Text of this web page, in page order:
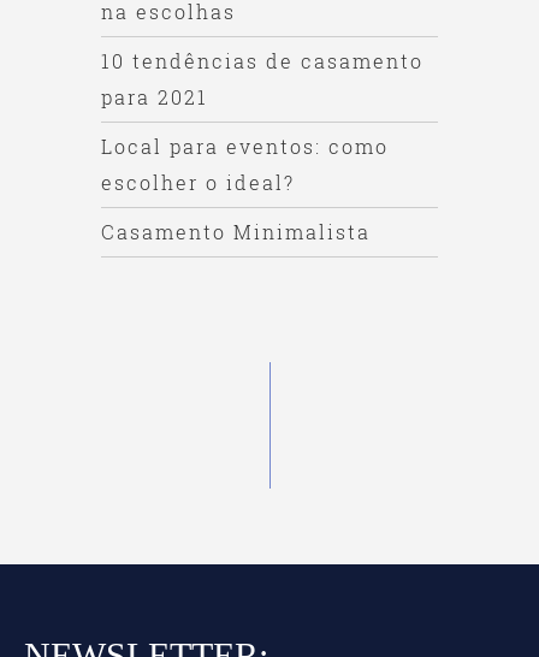
na escolhas
10 tendências de casamento
para 2021
Local para eventos: como
escolher o ideal?
Casamento Minimalista